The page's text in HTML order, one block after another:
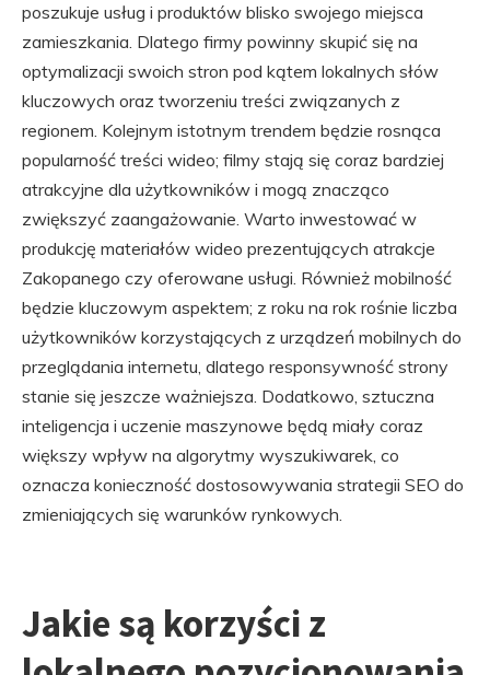
poszukuje usług i produktów blisko swojego miejsca
zamieszkania. Dlatego firmy powinny skupić się na
optymalizacji swoich stron pod kątem lokalnych słów
kluczowych oraz tworzeniu treści związanych z
regionem. Kolejnym istotnym trendem będzie rosnąca
popularność treści wideo; filmy stają się coraz bardziej
atrakcyjne dla użytkowników i mogą znacząco
zwiększyć zaangażowanie. Warto inwestować w
produkcję materiałów wideo prezentujących atrakcje
Zakopanego czy oferowane usługi. Również mobilność
będzie kluczowym aspektem; z roku na rok rośnie liczba
użytkowników korzystających z urządzeń mobilnych do
przeglądania internetu, dlatego responsywność strony
stanie się jeszcze ważniejsza. Dodatkowo, sztuczna
inteligencja i uczenie maszynowe będą miały coraz
większy wpływ na algorytmy wyszukiwarek, co
oznacza konieczność dostosowywania strategii SEO do
zmieniających się warunków rynkowych.
Jakie są korzyści z